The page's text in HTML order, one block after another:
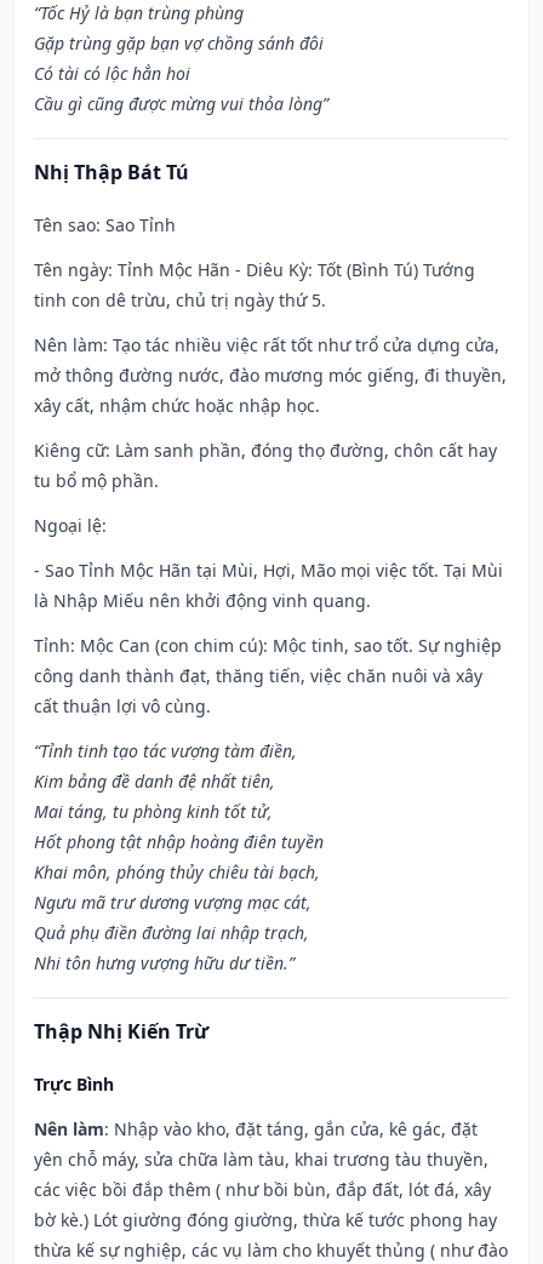
“Tốc Hỷ là bạn trùng phùng
Gặp trùng gặp bạn vợ chồng sánh đôi
Có tài có lộc hẳn hoi
Cầu gì cũng được mừng vui thỏa lòng”
Nhị Thập Bát Tú
Tên sao: Sao Tỉnh
Tên ngày: Tỉnh Mộc Hãn - Diêu Kỳ: Tốt (Bình Tú) Tướng
tinh con dê trừu, chủ trị ngày thứ 5.
Nên làm: Tạo tác nhiều việc rất tốt như trổ cửa dựng cửa,
mở thông đường nước, đào mương móc giếng, đi thuyền,
xây cất, nhậm chức hoặc nhập học.
Kiêng cữ: Làm sanh phần, đóng thọ đường, chôn cất hay
tu bổ mộ phần.
Ngoại lệ:
- Sao Tỉnh Mộc Hãn tại Mùi, Hợi, Mão mọi việc tốt. Tại Mùi
là Nhập Miếu nên khởi động vinh quang.
Tỉnh: Mộc Can (con chim cú): Mộc tinh, sao tốt. Sự nghiệp
công danh thành đạt, thăng tiến, việc chăn nuôi và xây
cất thuận lợi vô cùng.
“Tỉnh tinh tạo tác vượng tàm điền,
Kim bảng đề danh đệ nhất tiên,
Mai táng, tu phòng kinh tốt tử,
Hốt phong tật nhập hoàng điên tuyền
Khai môn, phóng thủy chiêu tài bạch,
Ngưu mã trư dương vượng mạc cát,
Quả phụ điền đường lai nhập trạch,
Nhi tôn hưng vượng hữu dư tiền.”
Thập Nhị Kiến Trừ
Trực Bình
Nên làm: Nhập vào kho, đặt táng, gắn cửa, kê gác, đặt
yên chỗ máy, sửa chữa làm tàu, khai trương tàu thuyền,
các việc bồi đắp thêm ( như bồi bùn, đắp đất, lót đá, xây
bờ kè.) Lót giường đóng giường, thừa kế tước phong hay
thừa kế sự nghiệp, các vụ làm cho khuyết thủng ( như đào